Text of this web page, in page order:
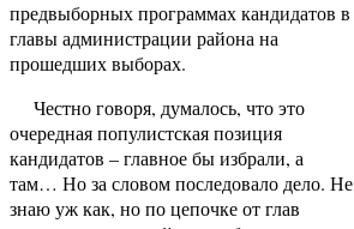
предвыборных программах кандидатов в
главы администрации района на
прошедших выборах.
Честно говоря, думалось, что это
очередная популистская позиция
кандидатов – главное бы избрали, а
там… Но за словом последовало дело. Не
знаю уж как, но по цепочке от глав